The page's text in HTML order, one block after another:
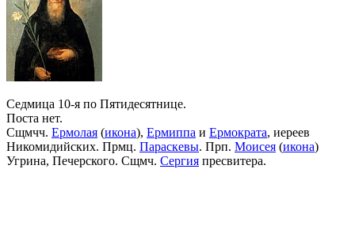
Седмица 10-я по Пятидесятнице.
Поста нет.
Сщмчч. Ермолая (икона), Ермиппа и Ермократа, иереев
Никомидийских. Прмц. Параскевы. Прп. Моисея (икона)
Угрина, Печерского. Сщмч. Сергия пресвитера.